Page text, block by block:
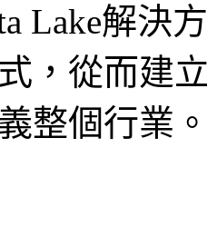
Lake解
，從而建
整個行業